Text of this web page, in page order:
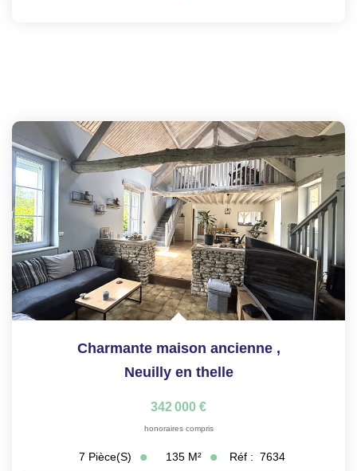
Charmante maison ancienne ,
Neuilly en thelle
342 000 €
honoraires compris
7 Pièce(s) 135 M² Réf : 7634